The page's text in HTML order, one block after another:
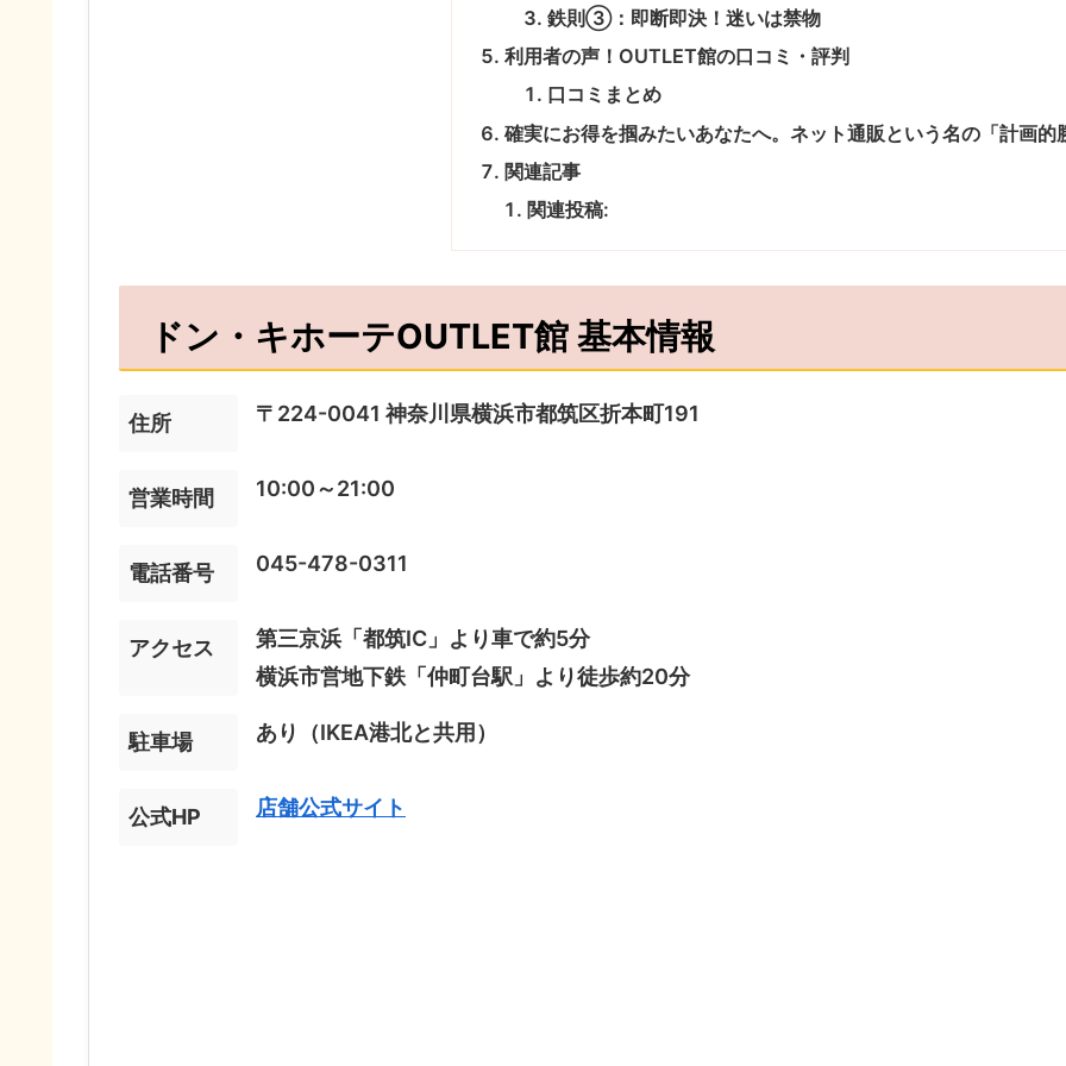
鉄則③：即断即決！迷いは禁物
利用者の声！OUTLET館の口コミ・評判
口コミまとめ
確実にお得を掴みたいあなたへ。ネット通販という名の「計画的
関連記事
関連投稿:
ドン・キホーテOUTLET館 基本情報
住所 〒224-0041 神奈川県横浜市都筑区折本町191
営業時間 10:00～21:00
電話番号 045-478-0311
アクセス
第三京浜「都筑IC」より車で約5分
横浜市営地下鉄「仲町台駅」より徒歩約20分
駐車場 あり（IKEA港北と共用）
公式HP 店舗公式サイト